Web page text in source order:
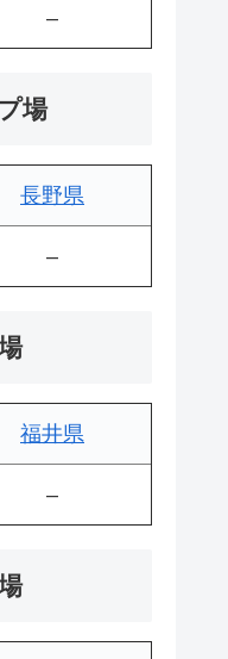
–
場
長野県
–
福井県
–